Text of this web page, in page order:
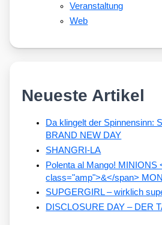
Veranstaltung
Web
Neueste Artikel
Da klingelt der Spinnensinn:
BRAND NEW DAY
SHANGRI-LA
Polenta al Mango! MINIONS
class="amp">&</span>
SUPGERGIRL – wirklich
DISCLOSURE DAY – DER